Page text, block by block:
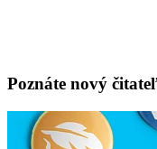
Poznáte nový